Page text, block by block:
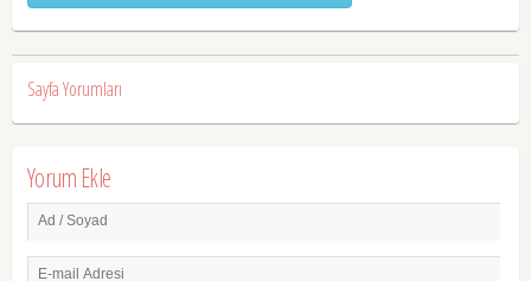
Sayfa Yorumları
Yorum Ekle
Ad / Soyad
E-mail Adresi